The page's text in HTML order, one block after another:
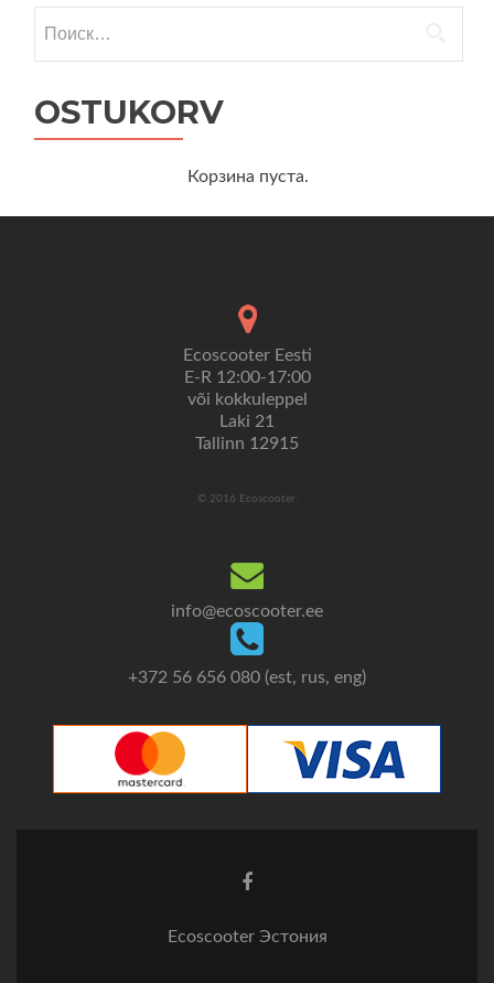
OSTUKORV
Корзина пуста.
Ecoscooter Eesti
E-R 12:00-17:00
või kokkuleppel
Laki 21
Tallinn 12915
© 2016 Ecoscooter.
info@ecoscooter.ee
+372 56 656 080 (est, rus, eng)
Facebook
Ecoscooter Эстония